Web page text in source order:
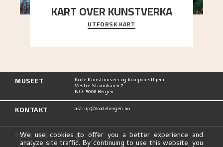
KART OVER KUNSTVERKA
Utforsk stedene og utsiktene i Astrups malerier
UTFORSK KART
MUSEET Kode Kunstmuseer og komponisthjem
Vestre Strømkaien 7
NO-5008 Bergen
KONTAKT astrup@kodebergen.no
FØLG OSS
We use cookies to offer you a better experience and
analyze site traffic. By continuing to use this website, you